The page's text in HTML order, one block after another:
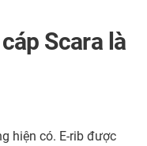
Scara là
hiện có. E-rib được